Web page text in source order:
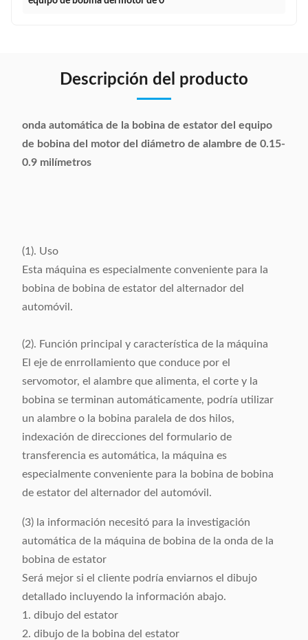
Descripción del producto
onda automática de la bobina de estator del equipo
de bobina del motor del diámetro de alambre de 0.15-
0.9 milímetros
(1). Uso
Esta máquina es especialmente conveniente para la
bobina de bobina de estator del alternador del
automóvil.
(2). Función principal y característica de la máquina
El eje de enrrollamiento que conduce por el
servomotor, el alambre que alimenta, el corte y la
bobina se terminan automáticamente, podría utilizar
un alambre o la bobina paralela de dos hilos,
indexación de direcciones del formulario de
transferencia es automática, la máquina es
especialmente conveniente para la bobina de bobina
de estator del alternador del automóvil.
(3) la información necesitó para la investigación
automática de la máquina de bobina de la onda de la
bobina de estator
Será mejor si el cliente podría enviarnos el dibujo
detallado incluyendo la información abajo.
1. dibujo del estator
2. dibujo de la bobina del estator